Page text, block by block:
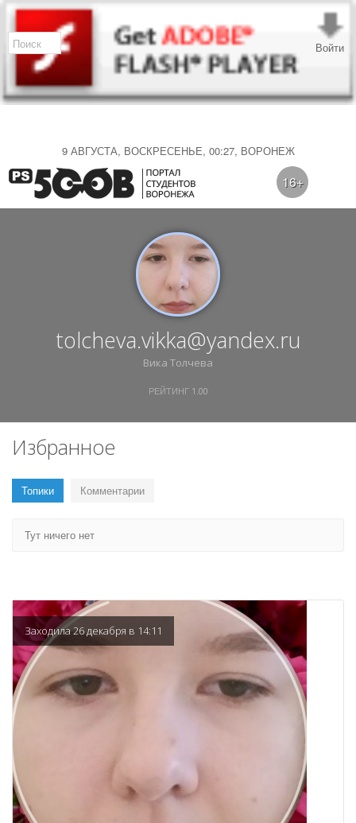
9 АВГУСТА, ВОСКРЕСЕНЬЕ, 00:27, ВОРОНЕЖ
Войти
16+
tolcheva.vikka@yandex.ru
Вика Толчева
РЕЙТИНГ 1.00
Избранное
Топики Комментарии
Тут ничего нет
Заходила 26 декабря в 14:11